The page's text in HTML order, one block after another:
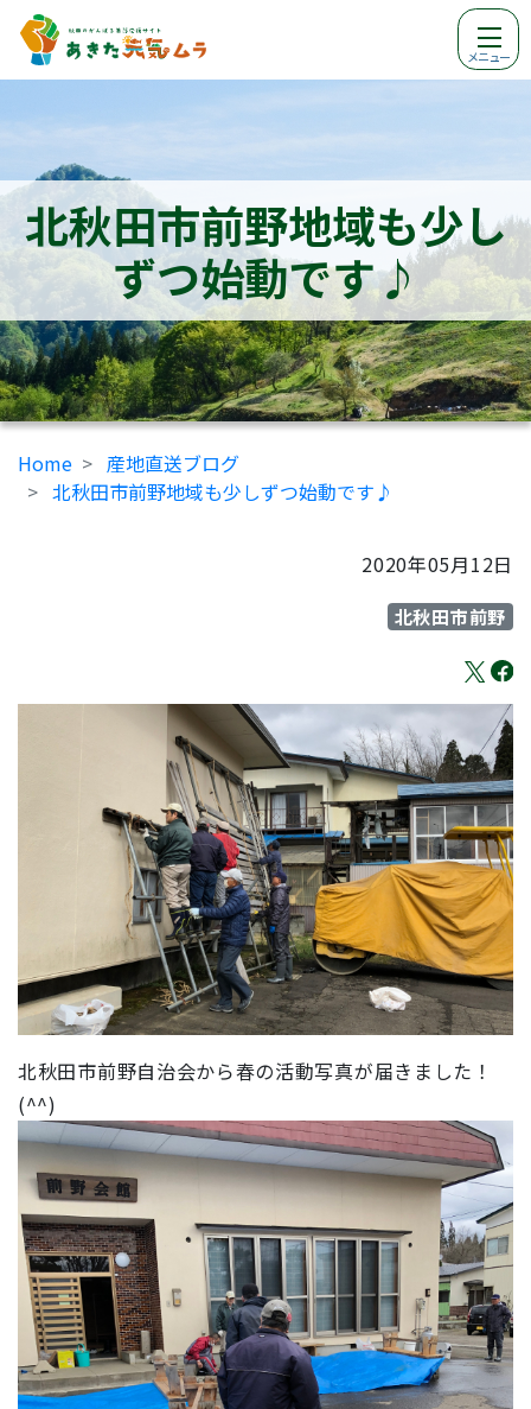
メニュー
北秋田市前野地域も少し
ずつ始動です♪
Home
産地直送ブログ
北秋田市前野地域も少しずつ始動です♪
2020年05月12日
北秋田市前野
北秋田市前野自治会から春の活動写真が届きました！
(^^)